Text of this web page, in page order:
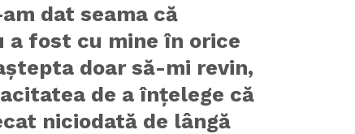
dat seama că
a fost cu mine în orice
doar să-mi revin,
de a înțelege că
niciodată de lângă